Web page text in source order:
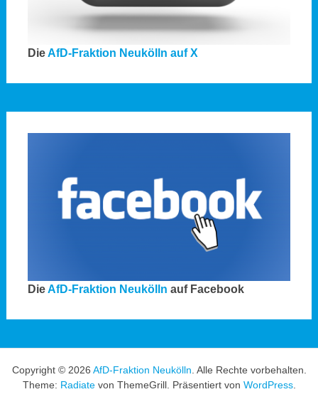
DieAfD-Fraktion Neukölln auf X
DieAfD-Fraktion Neukölln auf Facebook
Copyright © 2026 AfD-Fraktion Neukölln . Alle Rechte vorbehalten.
Theme: Radiatevon ThemeGrill. Präsentiert von WordPress.